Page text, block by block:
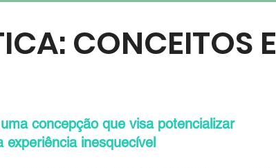
CONCEITOS E
concepção que visa potencializar
inesquecível